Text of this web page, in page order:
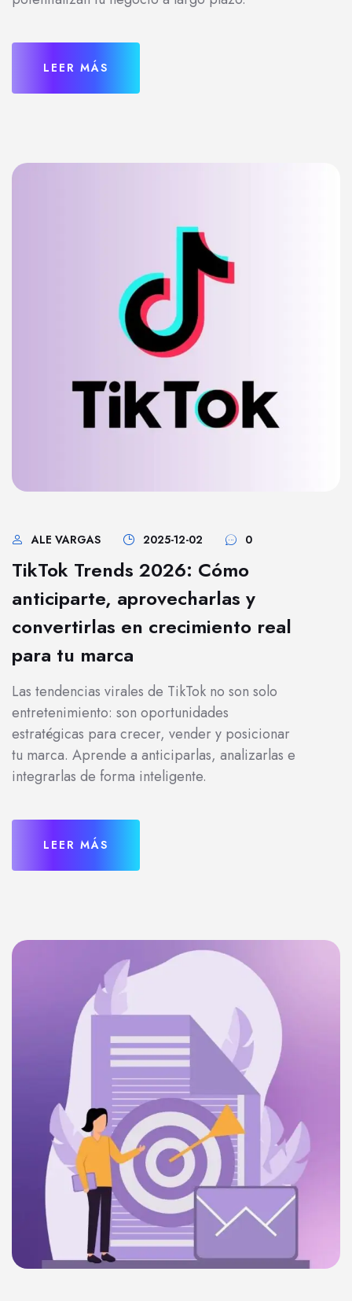
LEER MÁS
ALE VARGAS 2025-12-02 0
TikTok Trends 2026: Cómo
anticiparte, aprovecharlas y
convertirlas en crecimiento real
para tu marca
Las tendencias virales de TikTok no son solo
entretenimiento: son oportunidades
estratégicas para crecer, vender y posicionar
tu marca. Aprende a anticiparlas, analizarlas e
integrarlas de forma inteligente.
LEER MÁS